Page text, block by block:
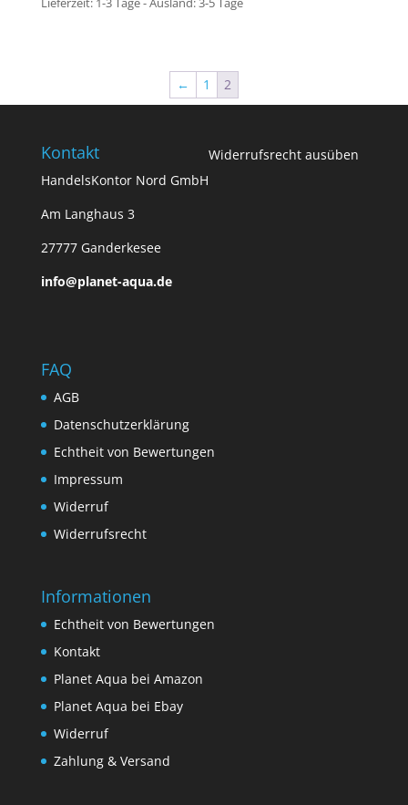
Lieferzeit: 1-3 Tage - Ausland: 3-5 Tage
← 1 2
Kontakt
HandelsKontor Nord GmbH
Am Langhaus 3
27777 Ganderkesee
info@planet-aqua.de
Widerrufsrecht ausüben
FAQ
AGB
Datenschutzerklärung
Echtheit von Bewertungen
Impressum
Widerruf
Widerrufsrecht
Informationen
Echtheit von Bewertungen
Kontakt
Planet Aqua bei Amazon
Planet Aqua bei Ebay
Widerruf
Zahlung & Versand